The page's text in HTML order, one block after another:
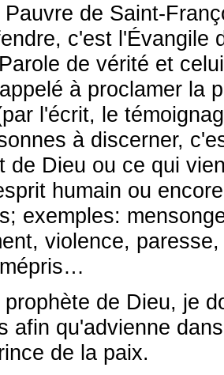
Pauvre de Saint-
c'est l'Évangile
de vérité et
à proclamer la
l'écrit, le
à discerner,
de Dieu ou ce qui
humain ou
exemples:
violence,
prophète de Dieu, je
afin qu'advienne
de la paix.